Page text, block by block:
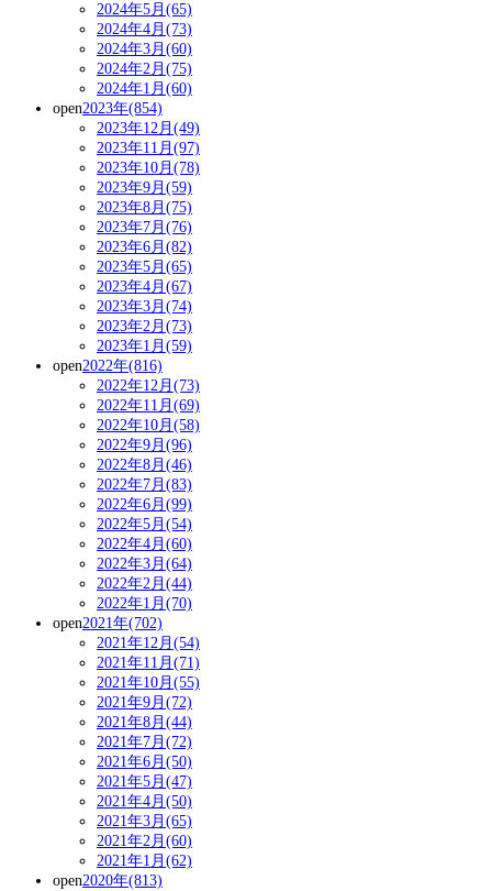
2024年5月(65)
2024年4月(73)
2024年3月(60)
2024年2月(75)
2024年1月(60)
open2023年(854)
2023年12月(49)
2023年11月(97)
2023年10月(78)
2023年9月(59)
2023年8月(75)
2023年7月(76)
2023年6月(82)
2023年5月(65)
2023年4月(67)
2023年3月(74)
2023年2月(73)
2023年1月(59)
open2022年(816)
2022年12月(73)
2022年11月(69)
2022年10月(58)
2022年9月(96)
2022年8月(46)
2022年7月(83)
2022年6月(99)
2022年5月(54)
2022年4月(60)
2022年3月(64)
2022年2月(44)
2022年1月(70)
open2021年(702)
2021年12月(54)
2021年11月(71)
2021年10月(55)
2021年9月(72)
2021年8月(44)
2021年7月(72)
2021年6月(50)
2021年5月(47)
2021年4月(50)
2021年3月(65)
2021年2月(60)
2021年1月(62)
open2020年(813)